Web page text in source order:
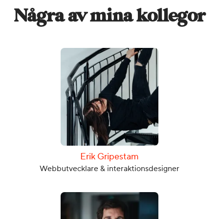
Några av mina kollegor
Erik Gripestam
Webbutvecklare & interaktionsdesigner